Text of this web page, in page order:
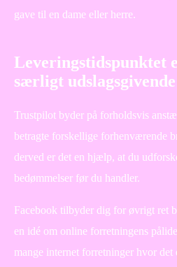
gave til en dame eller herre.
Leveringstidspunktet
særligt udslagsgivende
Trustpilot byder på forholdsvis
betragte forskellige forhenværende
derved er det en hjælp, at du
bedømmelser før du handler.
Facebook tilbyder dig for øvrigt ret
en idé om online forretningens
mange internet forretninger hvor